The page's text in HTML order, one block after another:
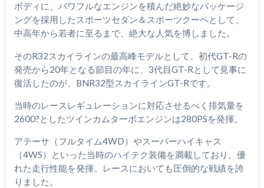
ボディに、パワフルなエンジンを積んだ絶妙なパッケージ
ングを採用したスポーツセダン＆スポーツクーペとして、
中高年から若者に至るまで、絶大な人気を博しました。
そのR32スカイラインの最高峰モデルとして、初代GT-Rの
発売から20年となる節目の年に、3代目GT-Rとして見事に
復活したのが、BNR32型スカイラインGT-Rです。
当時のレースレギュレーションに対応させるべく排気量を
2600?としたツインカムターボエンジンは280PSを発揮。
アテーサ（フルタイム4WD）やスーパーハイキャス
（4WS）といった当時のハイテク装備を満載しており、優
れた走行性能を発揮。レースにおいても圧倒的な戦績を誇
りました。